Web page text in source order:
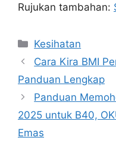
Rujukan tambahan:
Categories
Kesihatan
Cara Kira BMI
Panduan Lengkap
Panduan
2025 untuk B40,
Emas